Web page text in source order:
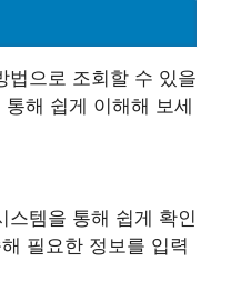
법으로 조회할 수 있을
해 쉽게 이해해 보세
스템을 통해 쉽게 확인
필요한 정보를 입력